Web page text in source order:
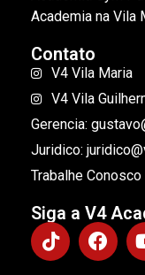
Academia na Vila
Contato
V4 Vila Maria
V4 Vila
Gerencia:
Juridico:
Trabalhe Conosco
Siga a V4